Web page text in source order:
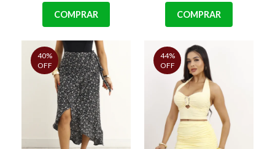
COMPRAR COMPRAR
40%
OFF
44%
OFF